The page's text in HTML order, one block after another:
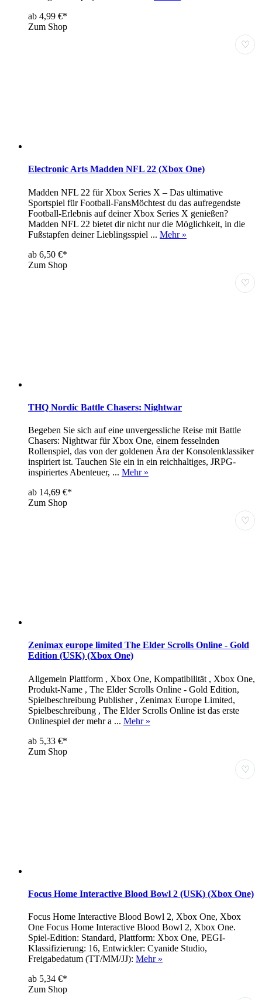
ab 4,99 €*
Zum Shop
♡
Electronic Arts Madden NFL 22 (Xbox One)
Madden NFL 22 für Xbox Series X – Das ultimative
Sportspiel für Football-FansMöchtest du das aufregendste
Football-Erlebnis auf deiner Xbox Series X genießen?
Madden NFL 22 bietet dir nicht nur die Möglichkeit, in die
Fußstapfen deiner Lieblingsspiel ... Mehr »
ab 6,50 €*
Zum Shop
♡
THQ Nordic Battle Chasers: Nightwar
Begeben Sie sich auf eine unvergessliche Reise mit Battle
Chasers: Nightwar für Xbox One, einem fesselnden
Rollenspiel, das von der goldenen Ära der Konsolenklassiker
inspiriert ist. Tauchen Sie ein in ein reichhaltiges, JRPG-
inspiriertes Abenteuer, ... Mehr »
ab 14,69 €*
Zum Shop
♡
Zenimax europe limited The Elder Scrolls Online - Gold
Edition (USK) (Xbox One)
Allgemein Plattform , Xbox One, Kompatibilität , Xbox One,
Produkt-Name , The Elder Scrolls Online - Gold Edition,
Spielbeschreibung Publisher , Zenimax Europe Limited,
Spielbeschreibung , The Elder Scrolls Online ist das erste
Onlinespiel der mehr a ... Mehr »
ab 5,33 €*
Zum Shop
♡
Focus Home Interactive Blood Bowl 2 (USK) (Xbox One)
Focus Home Interactive Blood Bowl 2, Xbox One, Xbox
One Focus Home Interactive Blood Bowl 2, Xbox One.
Spiel-Edition: Standard, Plattform: Xbox One, PEGI-
Klassifizierung: 16, Entwickler: Cyanide Studio,
Freigabedatum (TT/MM/JJ): Mehr »
ab 5,34 €*
Zum Shop